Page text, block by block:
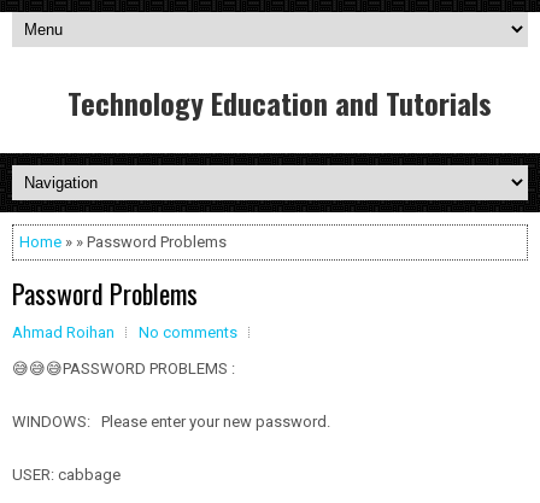
Technology Education and Tutorials
Home » » Password Problems
Password Problems
Ahmad Roihan
No comments
😅😅😅PASSWORD PROBLEMS :
WINDOWS: Please enter your new password.
USER: cabbage